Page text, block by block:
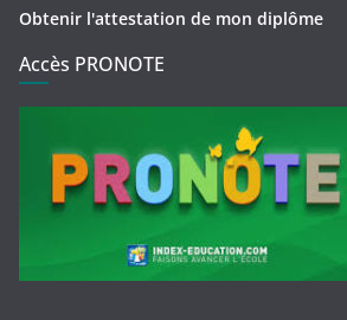
Obtenir l'attestation de mon diplôme
Accès PRONOTE